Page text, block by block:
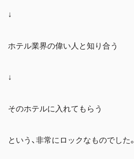
↓
ホテル業界の偉い人と知り合う
↓
そのホテルに入れてもらう
という、非常にロックなものでした。